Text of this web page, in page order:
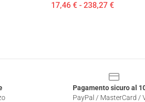
17,46 € - 238,27 €
Pagamento sicuro al
PayPal / MasterCard /